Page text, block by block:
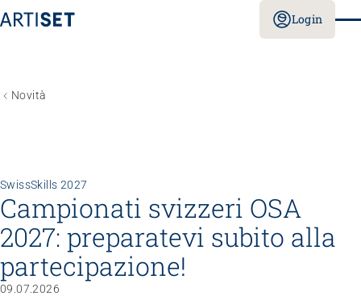
Login
Novità
SwissSkills 2027
Campionati svizzeri OSA
2027: preparatevi subito alla
partecipazione!
09.07.2026